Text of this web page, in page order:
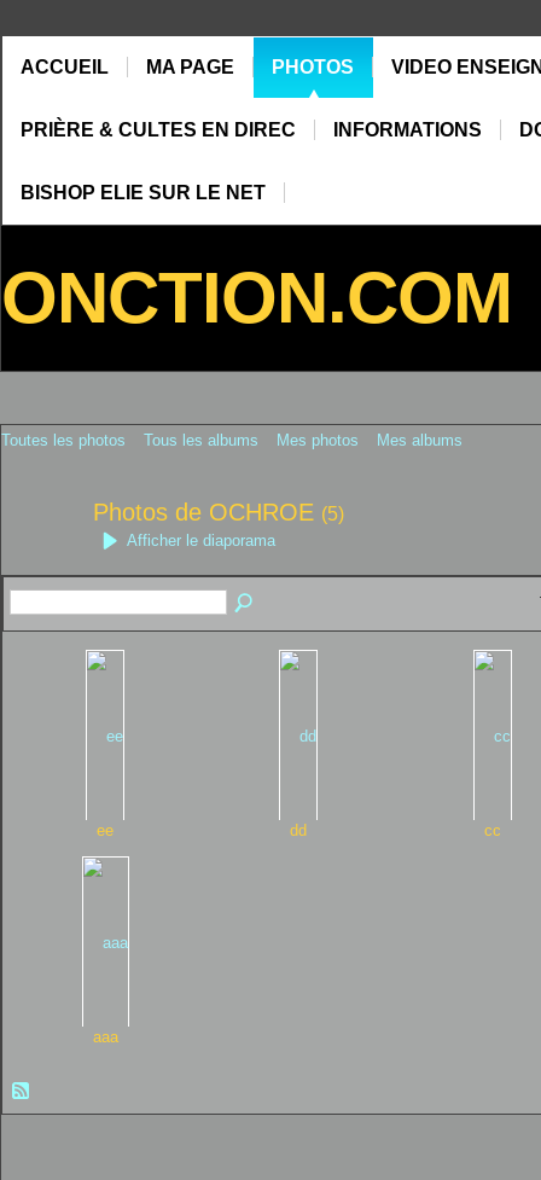
ACCUEIL MA PAGE PHOTOS VIDEO
PRIÈRE & CULTES EN DIREC INFORMATIONS
BISHOP ELIE SUR LE NET
ONCTION.COM
Toutes les photos Tous les albums Mes photos Mes albums
Photos de OCHROE (5)
Afficher le diaporama
ee dd cc
aaa